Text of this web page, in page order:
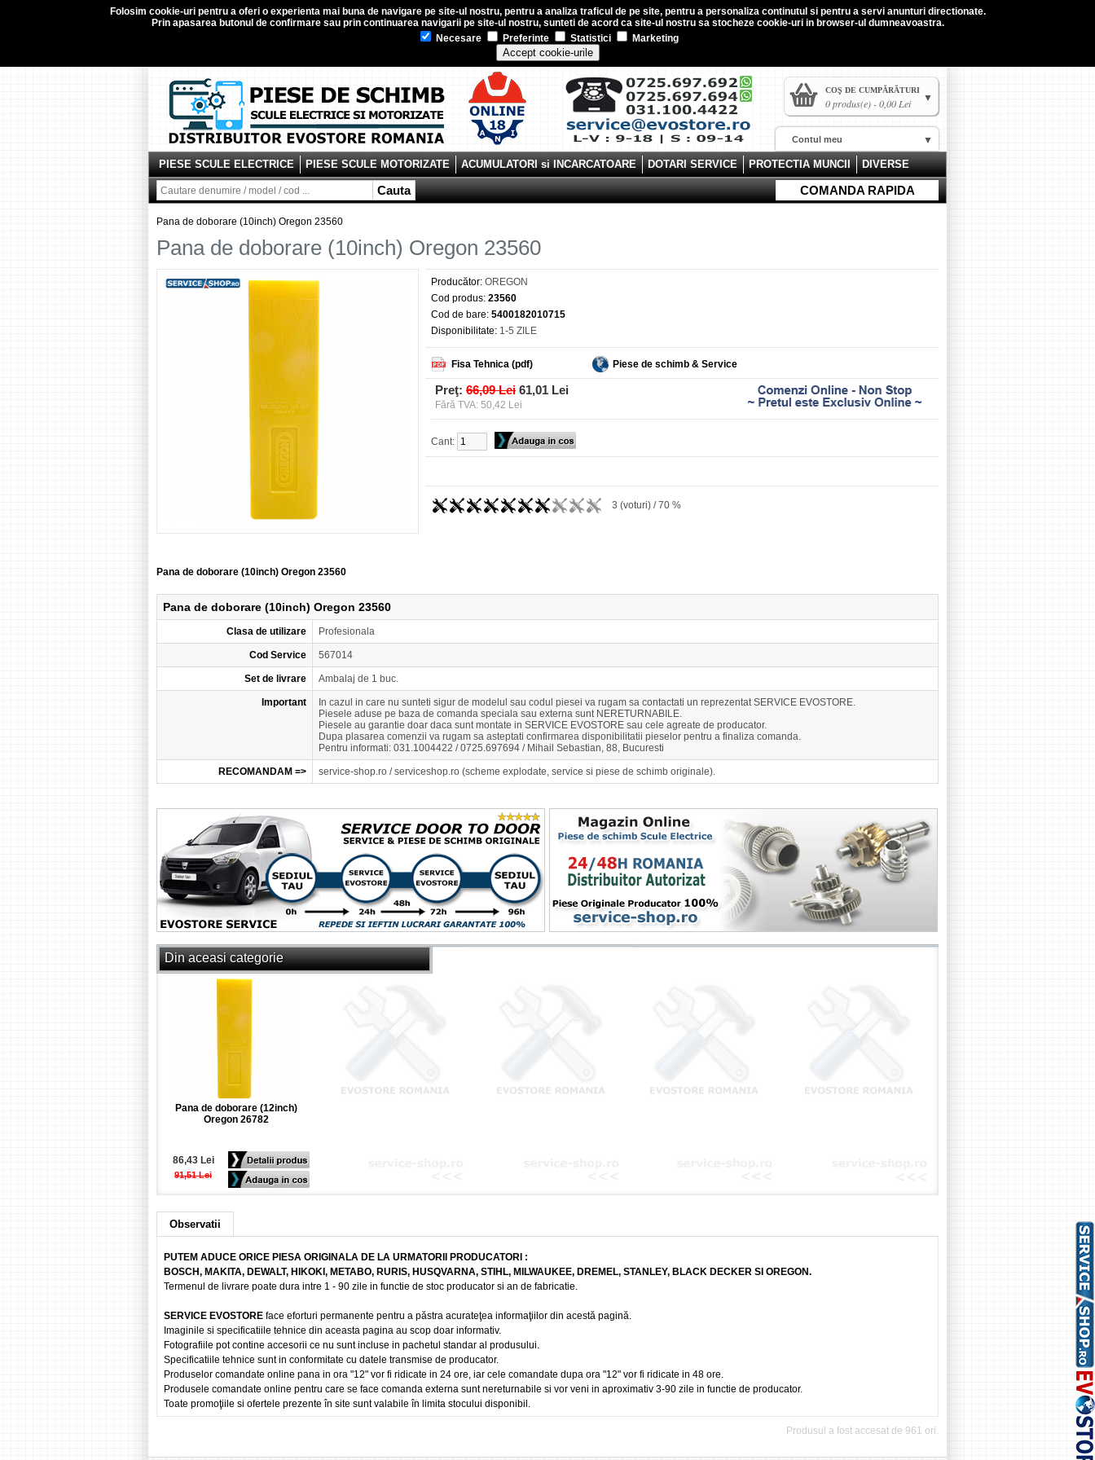
Folosim cookie-uripentru a oferi o experienta mai buna de navigare pe site-ul nostru, pentru a analiza traficul de pe site, pentru a personaliza continutul si pentru a servi anunturi directionate.
Prin apasarea butonul de confirmare sau prin continuarea navigarii pe site-ul nostru, sunteti de acord ca site-ul nostru sa stocheze cookie-uri in browser-ul dumneavoastra.
Necesare
Preferinte Statistici Marketing
Accept cookie-urile
COŞ DE CUMPĂRĂTURI
0 produs(e) - 0,00 Lei
Cauta COMANDA RAPIDA
Contul meu
PIESE SCULE ELECTRICE PIESE SCULE MOTORIZATE ACUMULATORI si INCARCATOARE DOTARI SERVICE PROTECTIA MUNCII DIVERSE
Pana de doborare (10inch) Oregon 23560
Pana de doborare (10inch) Oregon 23560
Producător: OREGON
Cod produs: 23560
Cod de bare: 5400182010715
Disponibilitate: 1-5 ZILE
Fisa Tehnica (pdf) Piese de schimb & Service
Preţ: 66,09 Lei 61,01 Lei
Fără TVA: 50,42 Lei
Cant:
3 (voturi) / 70 %
Pana de doborare (10inch) Oregon 23560
Pana de doborare (10inch) Oregon 23560
Clasa de utilizare Profesionala
Cod Service 567014
Set de livrare Ambalaj de 1 buc.
Important
In cazul in care nu sunteti sigur de modelul sau codul piesei va rugam sa contactati un reprezentat SERVICE EVOSTORE.
Piesele aduse pe baza de comanda speciala sau externa sunt NERETURNABILE.
Piesele au garantie doar daca sunt montate in SERVICE EVOSTORE sau cele agreate de producator.
Dupa plasarea comenzii va rugam sa asteptati confirmarea disponibilitatii pieselor pentru a finaliza comanda.
Pentru informati: 031.1004422 / 0725.697694 / Mihail Sebastian, 88, Bucuresti
RECOMANDAM => service-shop.ro / serviceshop.ro (scheme explodate, service si piese de schimb originale).
Din aceasi categorie
Pana de doborare (12inch)
Oregon 26782
86,43 Lei
91,51 Lei
Observatii
PUTEM ADUCE ORICE PIESA ORIGINALA DE LA URMATORII PRODUCATORI :
BOSCH, MAKITA, DEWALT, HIKOKI, METABO, RURIS, HUSQVARNA, STIHL, MILWAUKEE, DREMEL, STANLEY, BLACK DECKER SI OREGON.
Termenul de livrare poate dura intre 1 - 90 zile in functie de stoc producator si an de fabricatie.
SERVICE EVOSTORE face eforturi permanente pentru a păstra acurateţea informaţiilor din acestă pagină.
Imaginile si specificatiile tehnice din aceasta pagina au scop doar informativ.
Fotografiile pot contine accesorii ce nu sunt incluse in pachetul standar al produsului.
Specificatiile tehnice sunt in conformitate cu datele transmise de producator.
Produselor comandate online pana in ora "12" vor fi ridicate in 24 ore, iar cele comandate dupa ora "12" vor fi ridicate in 48 ore.
Produsele comandate online pentru care se face comanda externa sunt nereturnabile si vor veni in aproximativ 3-90 zile in functie de producator.
Toate promoţiile si ofertele prezente în site sunt valabile în limita stocului disponibil.
Produsul a fost accesat de 961 ori.